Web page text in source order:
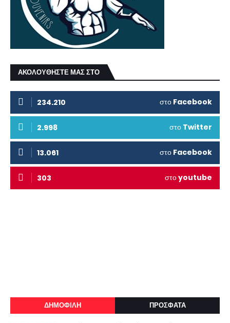
ΑΚΟΛΟΥΘΗΣΤΕ ΜΑΣ ΣΤΟ
234.210 στο Facebook
2.998 στο Twitter
13.061 στο Facebook
303 στοyoutube
ΔΗΜΟΦΙΛΗ ΠΡΟΣΦΑΤΑ